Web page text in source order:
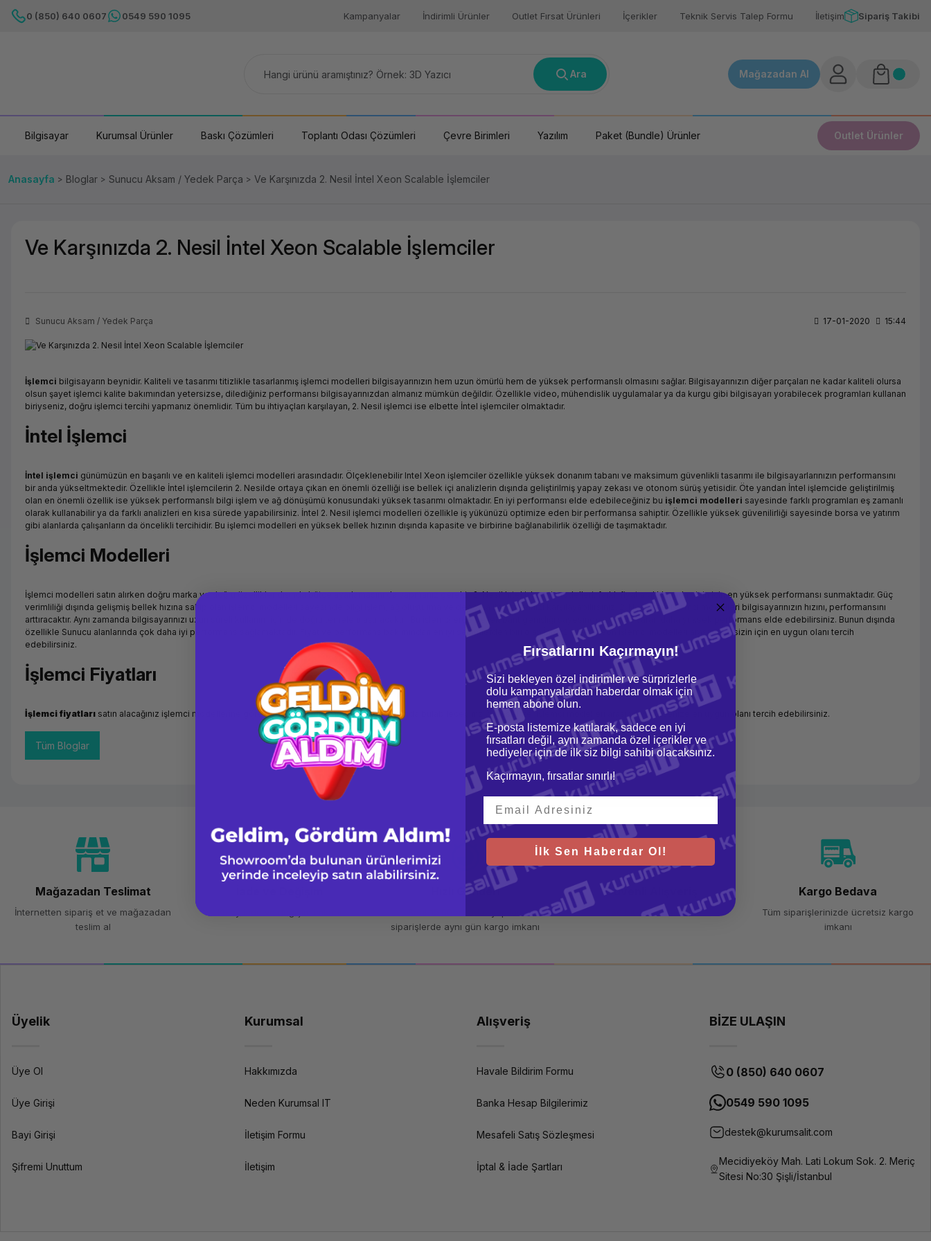
0 (850) 640 0607 0549 590 1095 Kampanyalar İndirimli Ürünler Outlet Fırsat Ürünleri İçerikler Teknik Servis Talep Formu İletişim Sipariş Takibi
Ara Mağazadan Al
Bilgisayar Kurumsal Ürünler Baskı Çözümleri Toplantı Odası Çözümleri Çevre Birimleri Yazılım Paket (Bundle) Ürünler Outlet Ürünler
Anasayfa Bloglar Sunucu Aksam / Yedek Parça Ve Karşınızda 2. Nesil İntel Xeon Scalable İşlemciler
Ve Karşınızda 2. Nesil İntel Xeon Scalable İşlemciler
Sunucu Aksam / Yedek Parça 17-01-2020 15:44
İşlemci bilgisayarın beynidir. Kaliteli ve tasarımı titizlikle tasarlanmış işlemci modelleri bilgisayarınızın hem uzun ömürlü hem de yüksek performanslı olmasını sağlar. Bilgisayarınızın diğer parçaları ne kadar kaliteli olursa
olsun şayet işlemci kalite bakımından yetersizse, dilediğiniz performansı bilgisayarınızdan almanız mümkün değildir. Özellikle video, mühendislik uygulamalar ya da kurgu gibi bilgisayarı yorabilecek programları kullanan
biriyseniz, doğru işlemci tercihi yapmanız önemlidir. Tüm bu ihtiyaçları karşılayan, 2. Nesil işlemci ise elbette İntel işlemciler olmaktadır.
İntel İşlemci
İntel işlemci günümüzün en başarılı ve en kaliteli işlemci modelleri arasındadır. Ölçeklenebilir Intel Xeon işlemciler özellikle yüksek donanım tabanı ve maksimum güvenlikli tasarımı ile bilgisayarlarınızın performansını
bir anda yükseltmektedir. Özellikle İntel işlemcilerin 2. Nesilde ortaya çıkan en önemli özelliği ise bellek içi analizlerin dışında geliştirilmiş yapay zekası ve otonom sürüş yetisidir. Öte yandan İntel işlemcide geliştirilmiş
olan en önemli özellik ise yüksek performanslı bilgi işlem ve ağ dönüşümü konusundaki yüksek tasarımı olmaktadır. En iyi performansı elde edebileceğiniz bu işlemci modelleri sayesinde farklı programları eş zamanlı
olarak kullanabilir ya da farklı analizleri en kısa sürede yapabilirsiniz. İntel 2. Nesil işlemci modelleri özellikle iş yükünüzü optimize eden bir performansa sahiptir. Özellikle yüksek güvenilirliği sayesinde borsa ve yatırım
gibi alanlarda çalışanların da öncelikli tercihidir. Bu işlemci modelleri en yüksek bellek hızının dışında kapasite ve birbirine bağlanabilirlik özelliği de taşımaktadır.
İşlemci Modelleri
İşlemci modelleri satın alırken doğru marka ve doğru özellikler dışında bütçe ayarlamasını da yapmanız gerekir. 2. Nesil Intel işlemci modelleri, farklı fiyat aralıklarında sizin için en yüksek performansı sunmaktadır. Güç
verimliliği dışında gelişmiş bellek hızına sahip olan işlemci modelleri sayesinde bilgi işlem, ağ oluşturma ve depoma ihtiyaçlarınızı karşılayabilirsiniz. 2. Nesil İntel işlemci modelleri bilgisayarınızın hızını, performansını
arttıracaktır. Aynı zamanda bilgisayarınızı uzun süreli kullanım için de doğru temele ulaştıracaktır. Bu işlemcilerde bellek bant genişliği sayesinde 2.5 kata varan daha yüksek performans elde edebilirsiniz. Bunun dışında
özellikle Sunucu alanlarında çok daha iyi performans sağlamaktadır. Fiyat ve performans bakımından en iyi seçimlerden biri olan İntel 2. Nesil Xeon işlemci modelleri arasından, sizin için en uygun olanı tercih
edebilirsiniz.
İşlemci Fiyatları
İşlemci fiyatları satın alacağınız işlemci modellerine göre değişmektedir. Farklı fiyat aralıklarında bulabileceğiniz 2. Nesil İntel işlemci modelleri arasından bütçenize en uygun olanı tercih edebilirsiniz.
Tüm Bloglar
Mağazadan Teslimat
İnternetten sipariş et ve mağazadan
teslim al
Hızlı Gönderi
siparişlerde aynı gün kargo imkanı
Güvenli Alışveriş
256 bit SSL sertifikası
Kargo Bedava
Tüm siparişlerinizde ücretsiz kargo
imkanı
Üyelik
Üye Ol
Üye Girişi
Bayi Girişi
Şifremi Unuttum
Kurumsal
Hakkımızda
Neden Kurumsal IT
İletişim Formu
İletişim
Alışveriş
Havale Bildirim Formu
Banka Hesap Bilgilerimiz
Mesafeli Satış Sözleşmesi
İptal & İade Şartları
BİZE ULAŞIN
0 (850) 640 0607
0549 590 1095
destek@kurumsalit.com
Mecidiyeköy Mah. Lati Lokum Sok. 2. Meriç
Sitesi No:30 Şişli/İstanbul
Fırsatlarını Kaçırmayın!
Sizi bekleyen özel indirimler ve sürprizlerle
dolu kampanyalardan haberdar olmak için
hemen abone olun.
E-posta listemize katılarak, sadece en iyi
fırsatları değil, aynı zamanda özel içerikler ve
hediyeler için de ilk siz bilgi sahibi olacaksınız.
Kaçırmayın, fırsatlar sınırlı!
İlk Sen Haberdar Ol!